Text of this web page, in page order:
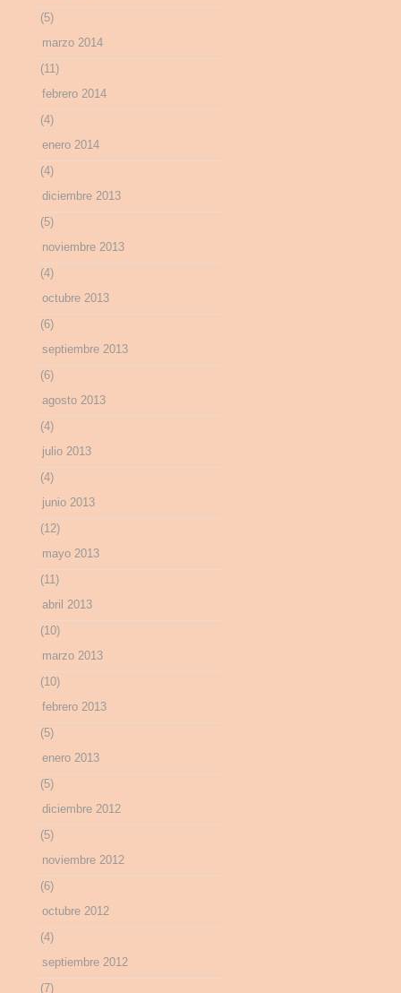
(5)
marzo 2014
(11)
febrero 2014
(4)
enero 2014
(4)
diciembre 2013
(5)
noviembre 2013
(4)
octubre 2013
(6)
septiembre 2013
(6)
agosto 2013
(4)
julio 2013
(4)
junio 2013
(12)
mayo 2013
(11)
abril 2013
(10)
marzo 2013
(10)
febrero 2013
(5)
enero 2013
(5)
diciembre 2012
(5)
noviembre 2012
(6)
octubre 2012
(4)
septiembre 2012
(7)